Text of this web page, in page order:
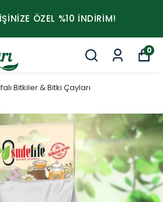
ÖZEL %10 İNDİRİM!
0
Bitkiler & Bitki Çayları